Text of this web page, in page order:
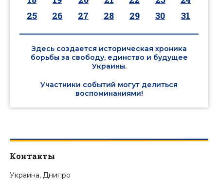
25
26 27 28 29 30 31
Здесь создается историческая хроника
борьбы за свободу, единство и будущее
Украины.
Участники событий могут делиться
воспоминаниями!
Контакты
Украина, Днипро